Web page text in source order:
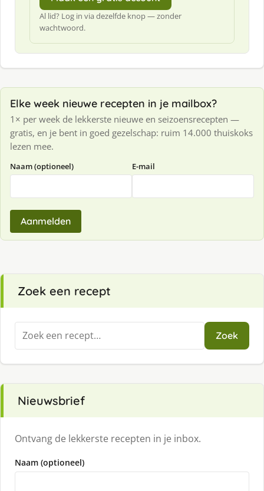
Al lid? Log in via dezelfde knop — zonder
wachtwoord.
Elke week nieuwe recepten in je mailbox?
1× per week de lekkerste nieuwe en seizoensrecepten —
gratis, en je bent in goed gezelschap: ruim 14.000 thuiskoks
lezen mee.
Naam (optioneel) E-mail
Aanmelden
Zoek een recept
Zoeken
naar:
Zoek
Nieuwsbrief
Ontvang de lekkerste recepten in je inbox.
Naam (optioneel)